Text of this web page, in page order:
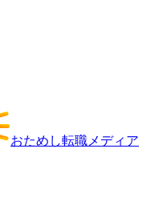
おためし転職メディア